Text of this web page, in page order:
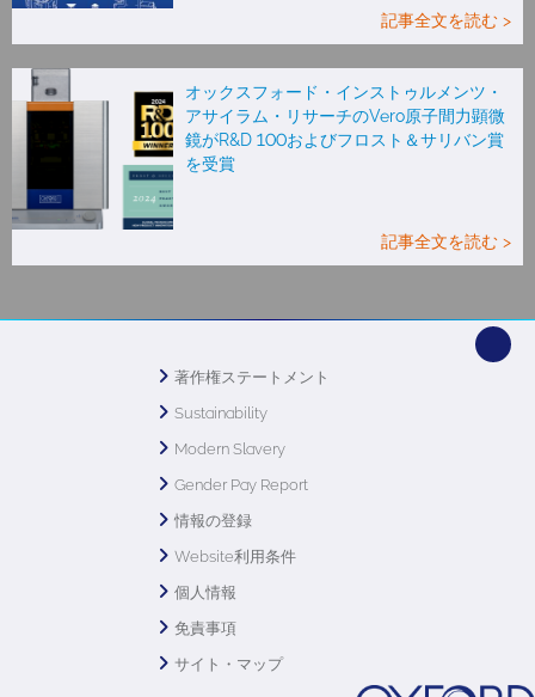
記事全文を読む >
オックスフォード・インストゥルメンツ・
アサイラム・リサーチのVero原子間力顕微
鏡がR&D 100およびフロスト＆サリバン賞
を受賞
記事全文を読む >
著作権ステートメント
Sustainability
Modern Slavery
Gender Pay Report
情報の登録
Website利用条件
個人情報
免責事項
サイト・マップ